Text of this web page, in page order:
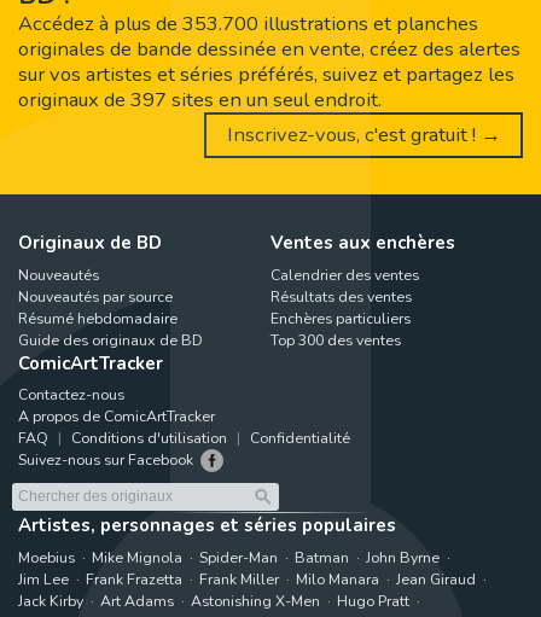
Accédez à plus de 353.700 illustrations et planches
originales de bande dessinée en vente, créez des alertes
sur vos artistes et séries préférés, suivez et partagez les
originaux de 397 sites en un seul endroit.
Inscrivez-vous, c'est gratuit ! →
Originaux de BD
Nouveautés
Nouveautés par source
Résumé hebdomadaire
Guide des originaux de BD
Ventes aux enchères
Calendrier des ventes
Résultats des ventes
Enchères particuliers
Top 300 des ventes
ComicArtTracker
Contactez-nous
A propos de ComicArtTracker
FAQ
Conditions d'utilisation
Confidentialité
Suivez-nous sur Facebook
Artistes, personnages et séries populaires
Moebius Mike Mignola Spider-Man Batman
John Byrne
Jim Lee
Frank Frazetta Frank Miller Milo Manara
Jean Giraud
Jack Kirby
Art Adams Astonishing X-Men
Hugo Pratt